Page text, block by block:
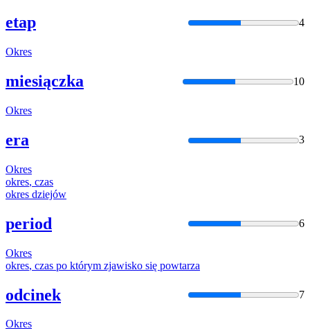
etap 4
Okres
miesiączka 10
Okres
era 3
Okres
okres, czas
okres dziejów
period 6
Okres
okres, czas po którym zjawisko się powtarza
odcinek 7
Okres